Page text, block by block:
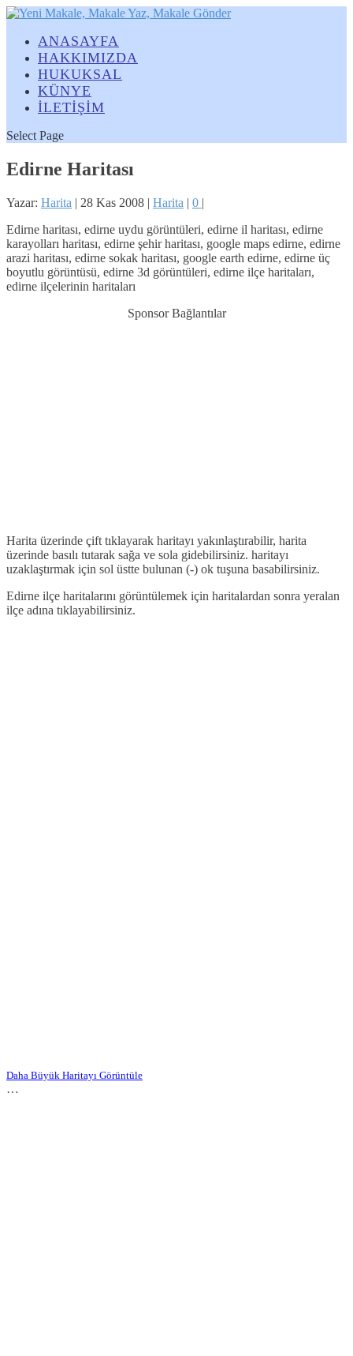
ANASAYFA
HAKKIMIZDA
HUKUKSAL
KÜNYE
İLETİŞİM
Select Page
Edirne Haritası
Yazar: Harita | 28 Kas 2008 | Harita | 0 |
Edirne haritası, edirne uydu görüntüleri, edirne il haritası, edirne
karayolları haritası, edirne şehir haritası, google maps edirne, edirne
arazi haritası, edirne sokak haritası, google earth edirne, edirne üç
boyutlu görüntüsü, edirne 3d görüntüleri, edirne ilçe haritaları,
edirne ilçelerinin haritaları
Sponsor Bağlantılar
Harita üzerinde çift tıklayarak haritayı yakınlaştırabilir, harita
üzerinde basılı tutarak sağa ve sola gidebilirsiniz. haritayı
uzaklaştırmak için sol üstte bulunan (-) ok tuşuna basabilirsiniz.
Edirne ilçe haritalarını görüntülemek için haritalardan sonra yeralan
ilçe adına tıklayabilirsiniz.
Daha Büyük Haritayı Görüntüle
…